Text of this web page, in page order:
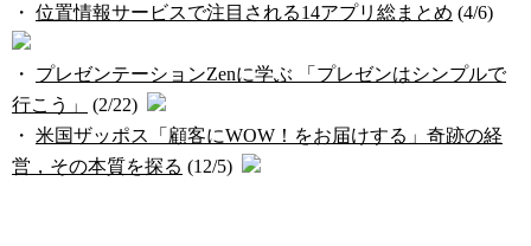
・ 位置情報サービスで注目される14アプリ総まとめ (4/6)
・ プレゼンテーションZenに学ぶ 「プレゼンはシンプルで
行こう」
(2/22)
・ 米国ザッポス「顧客にWOW！をお届けする」奇跡の経
営，その本質を探る (12/5)